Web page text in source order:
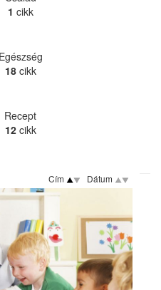
1 cikk
Egészség
18cikk
Recept
12cikk
Cím
Dátum
2017. Február 12.
kihatásai
rossz szociális
szakemberek azt
rossz körülmények
állapotra.